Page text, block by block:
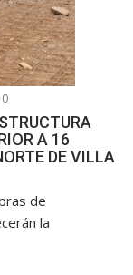
0
A 16
DE VILLA
de
la